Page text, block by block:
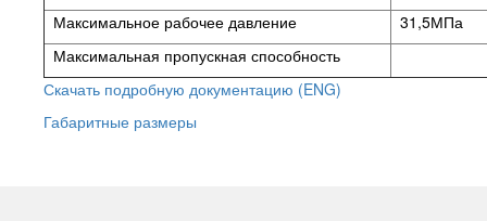
Максимальное рабочее давление
31,5МПа
Максимальная пропускная способность
Скачать подробную документацию (ENG)
Габаритные размеры